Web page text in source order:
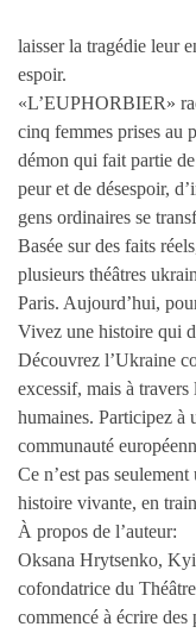
laisser la tragédie leur
espoir.
«L’EUPHORBIER»
cinq femmes prises au
démon qui fait partie
peur et de désespoir,
gens ordinaires se
Basée sur des faits
plusieurs théâtres
Paris. Aujourd’hui,
Vivez une histoire qui
Découvrez l’Ukraine
excessif, mais à
humaines. Participez à
communauté
Ce n’est pas
histoire vivante, en
À propos de l’auteur:
Oksana Hrytsenko,
cofondatrice du
commencé à écrire